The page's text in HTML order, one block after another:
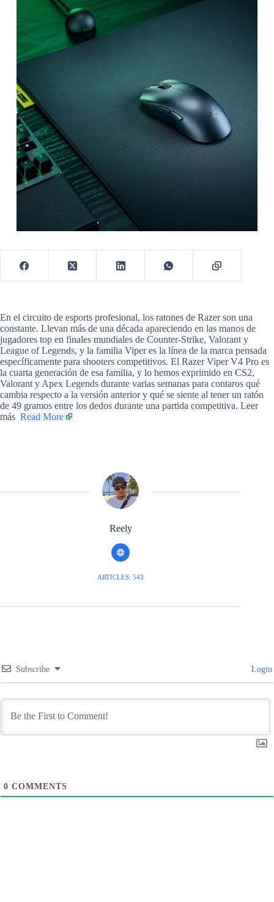
​En el circuito de esports profesional, los ratones de Razer son una
constante. Llevan más de una década apareciendo en las manos de
jugadores top en finales mundiales de Counter-Strike, Valorant y
League of Legends, y la familia Viper es la línea de la marca pensada
específicamente para shooters competitivos. El Razer Viper V4 Pro es
la cuarta generación de esa familia, y lo hemos exprimido en CS2,
Valorant y Apex Legends durante varias semanas para contaros qué
cambia respecto a la versión anterior y qué se siente al tener un ratón
de 49 gramos entre los dedos durante una partida competitiva. Leer
más ​ Read More
Reely
ARTICLES: 543
Subscribe Login
0 COMMENTS